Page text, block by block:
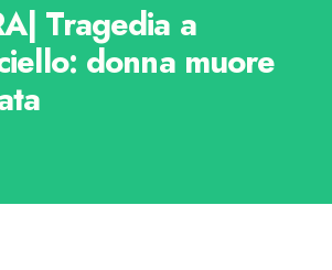
Tragedia a
donna muore